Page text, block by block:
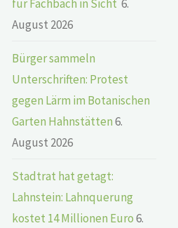
für Fachbach in Sicht 6.
August 2026
Bürger sammeln
Unterschriften: Protest
gegen Lärm im Botanischen
Garten Hahnstätten6.
August 2026
Stadtrat hat getagt:
Lahnstein: Lahnquerung
kostet 14 Millionen Euro6.